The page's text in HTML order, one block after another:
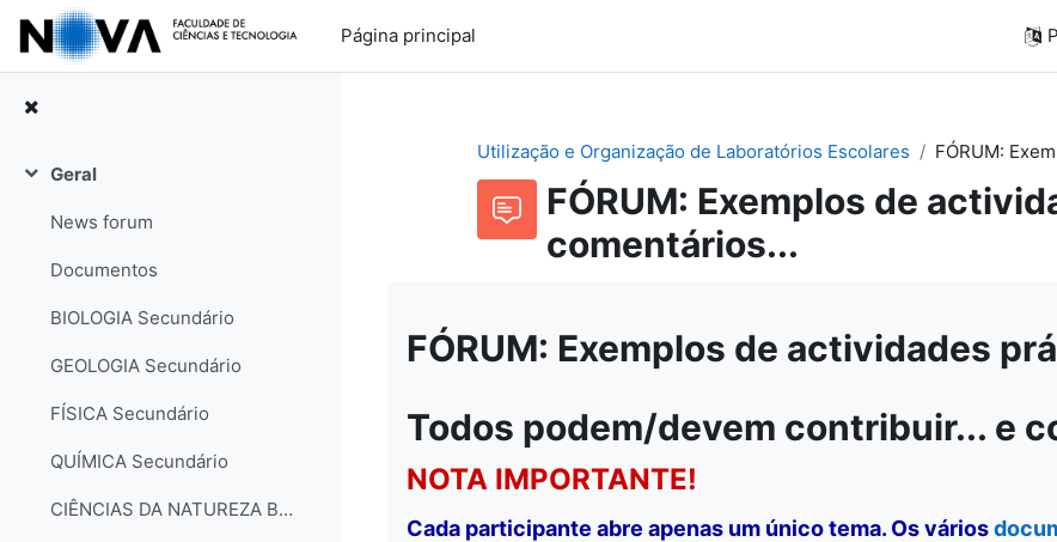
Ir para o conteúdo principal
Página principal
Contrair
Geral
News forum
Documentos
BIOLOGIA Secundário
GEOLOGIA Secundário
FÍSICA Secundário
QUÍMICA Secundário
CIÊNCIAS DA NATUREZA Básico
Utilização e Organização de Laboratórios Escolares FÓRUM:
FÓRUM: Exemplos de
comentários...
FÓRUM: Exemplos de actividades
Todos podem/devem contribuir... e
NOTA IMPORTANTE!
Cada participante abre apenas um único tema. Os vários